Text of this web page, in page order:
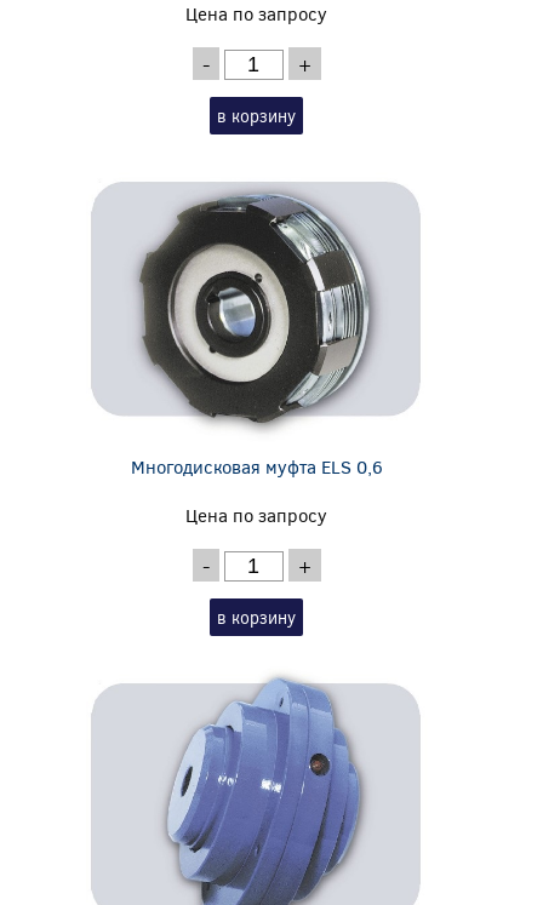
Цена по запросу
- +
в корзину
Многодисковая муфта ELS 0,6
Цена по запросу
- +
в корзину